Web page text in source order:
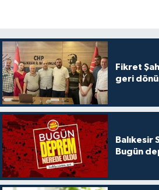
Fikret
geri
Balıkesir
Bugün